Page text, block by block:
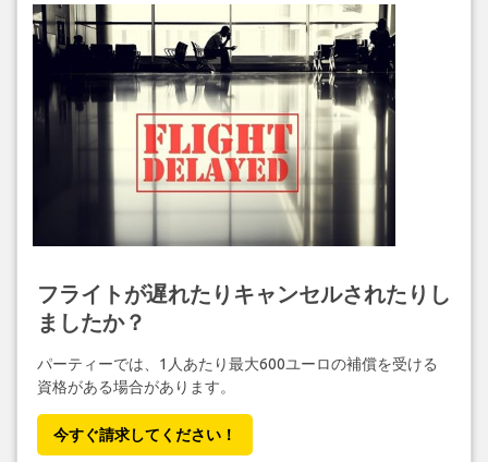
フライトが遅れたりキャンセルされたりし
ましたか？
パーティーでは、1人あたり最大600ユーロの補償を受ける
資格がある場合があります。
今すぐ請求してください！